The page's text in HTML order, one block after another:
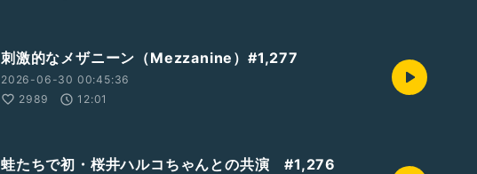
刺激的なメザニーン（Mezzanine）#1,277
2026-06-30 00:45:36
2989
12:01
蛙たちで初・桜井ハルコちゃんとの共演 #1,276